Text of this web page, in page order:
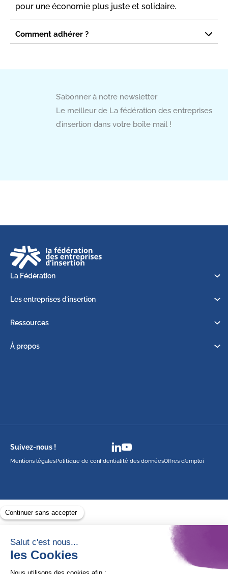
pour une économie plus juste et solidaire.
Comment adhérer ?
S’abonner à notre newsletter
Le meilleur de La fédération des entreprises
d’insertion dans votre boîte mail !
La Fédération
Les entreprises d’insertion
Ressources
À propos
Suivez-nous !
Mentions légalesPolitique de confidentialité des donnéesOffres d’emploi